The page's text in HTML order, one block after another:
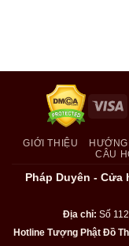
GIỚI THIỆU
CÂU
Pháp Duyên - Cửa
Địa chỉ: Số
Hotline Tượng Phật Đồ